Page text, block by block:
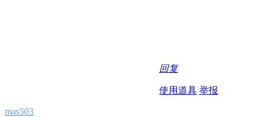
回复
使用道具 举报
mas503